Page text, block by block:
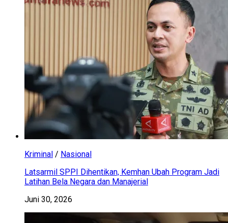
Kriminal / Nasional
Latsarmil SPPI Dihentikan, Kemhan Ubah Program Jadi
Latihan Bela Negara dan Manajerial
Juni 30, 2026